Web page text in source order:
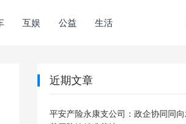
互娱 公益 生活
近期文章
平安产险永康支公司：政企协同同向